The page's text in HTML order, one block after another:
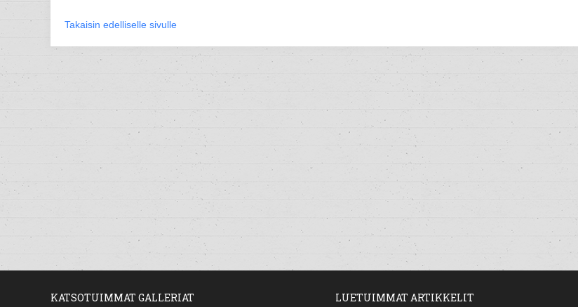
Takaisin edelliselle sivulle
KATSOTUIMMAT GALLERIAT
LUETUIMMAT ARTIKKELIT